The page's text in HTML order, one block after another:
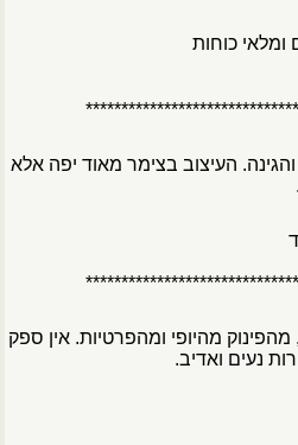
ומלאי כוחות
העיצוב בצימר מאוד יפה אלא
מהיופי ומהפרטיות. אין ספק
נעים ואדיב.